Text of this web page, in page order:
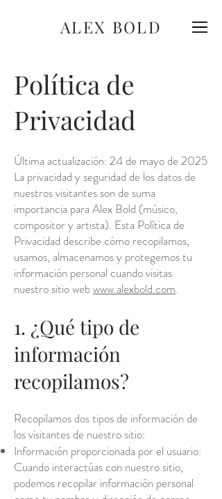
ALEX BOLD
Política de
Privacidad
Última actualización: 24 de mayo de 2025
La privacidad y seguridad de los datos de
nuestros visitantes son de suma
importancia para Alex Bold (músico,
compositor y artista). Esta Política de
Privacidad describe cómo recopilamos,
usamos, almacenamos y protegemos tu
información personal cuando visitas
nuestro sitio webwww.alexbold.com.
1. ¿Qué tipo de
información
recopilamos?
Recopilamos dos tipos de información de
los visitantes de nuestro sitio:
Información proporcionada por el usuario:
Cuando interactúas con nuestro sitio,
podemos recopilar información personal